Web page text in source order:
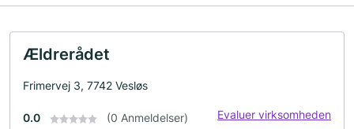
Ældrerådet
Frimervej 3, 7742 Vesløs
0.0 (0 Anmeldelser) Evaluer virksomheden